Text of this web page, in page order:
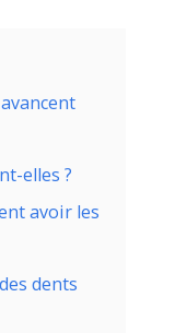
elles ?
avoir les
dents